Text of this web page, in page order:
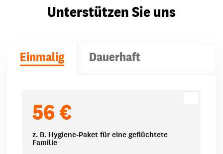
Unterstützen Sie uns
Einmalig Dauerhaft
56 €
z. B. Hygiene-Paket für eine geflüchtete
Familie